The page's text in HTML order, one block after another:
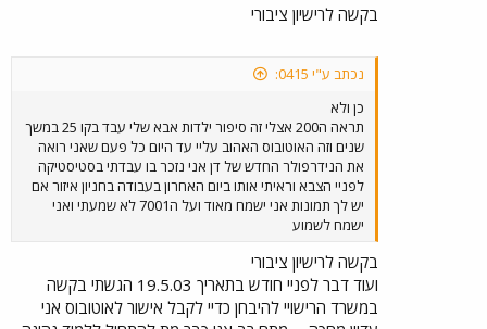
בקשה לרישיון ציבורי
נכתב ע"י 0415:
כן ולא
תראה ה200 אצלי זה סיפור ילדות אבא שלי עבד בקו 25 במשך
שנים וזה האוטובוס האהוב עליי עד היום כל פעם שאני רואה
את הנידרפולר החדש של דן אני נזכר בו עבדתי בסטיסטיקה
לפניי הצבא וראיתי אותו ביום האחרון בעבודה בחניון איזור אם
יש לך תמונות אני ישמח מאוד ועל ה7001 לא שמעתי ואני
ישמח לשמוע
בקשה לרישיון ציבורי
ועוד דבר לפניי חודש בתאריך 19.5.03 הגשתי בקשה
במשרד הרישויי להיבחן כדיי לקבל אישור לאוטובוס אני